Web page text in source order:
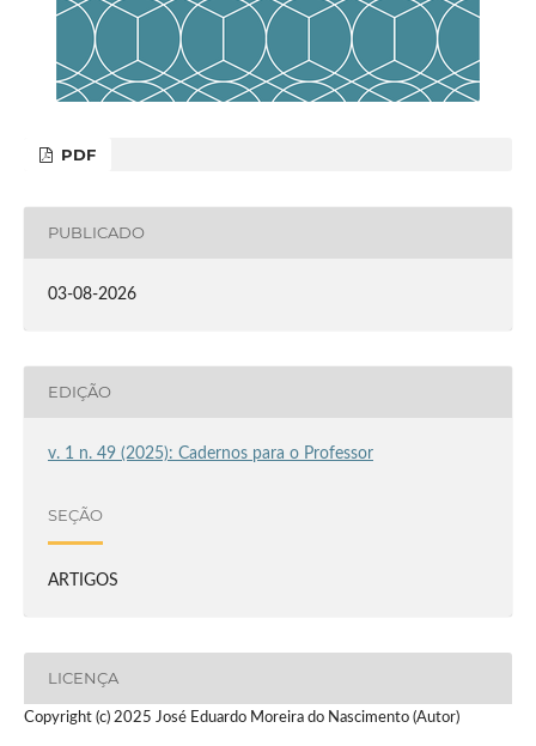
PDF
PUBLICADO
03-08-2026
EDIÇÃO
v. 1 n. 49 (2025): Cadernos para o Professor
SEÇÃO
ARTIGOS
LICENÇA
Copyright (c) 2025 José Eduardo Moreira do Nascimento (Autor)